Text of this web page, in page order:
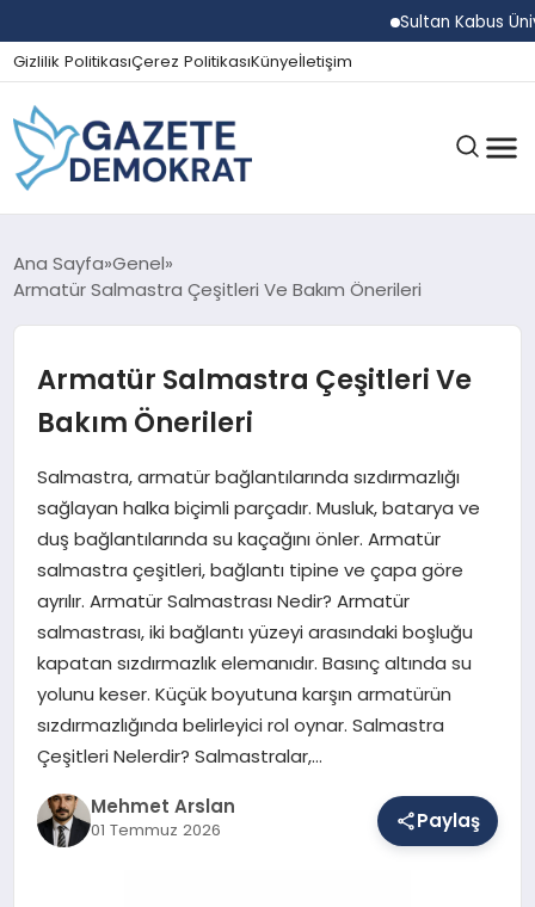
Sultan Kabus
Gizlilik PolitikasıÇerez PolitikasıKünyeİletişim
GÜNDEM
SPOR
MAGAZIN
SAĞLIK
EĞITIM
DÜNYA
Ana Sayfa Genel
Armatür Salmastra Çeşitleri Ve Bakım Önerileri
Armatür Salmastra Çeşitleri Ve
Bakım Önerileri
Salmastra, armatür bağlantılarında sızdırmazlığı
sağlayan halka biçimli parçadır. Musluk, batarya ve
duş bağlantılarında su kaçağını önler. Armatür
salmastra çeşitleri, bağlantı tipine ve çapa göre
ayrılır. Armatür Salmastrası Nedir? Armatür
salmastrası, iki bağlantı yüzeyi arasındaki boşluğu
kapatan sızdırmazlık elemanıdır. Basınç altında su
yolunu keser. Küçük boyutuna karşın armatürün
sızdırmazlığında belirleyici rol oynar. Salmastra
Çeşitleri Nelerdir? Salmastralar,…
Mehmet Arslan
01 Temmuz 2026 Paylaş